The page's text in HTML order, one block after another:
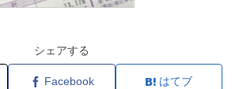
シェアする
Facebook はてブ